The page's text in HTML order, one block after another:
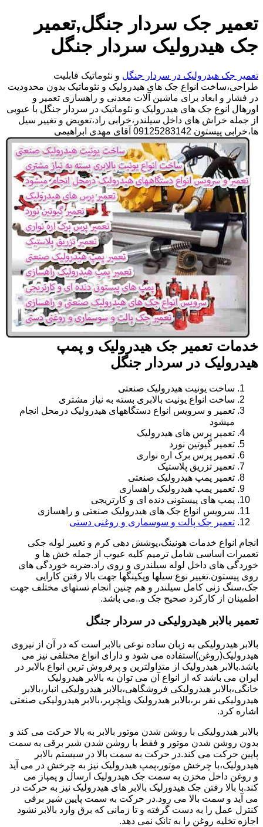
تعمیر جک سردار جنگل,تعمیر
جک هیدرولیک سردار جنگل
تعمیر جک هیدرولیک در سردار جنگل و نئوماتیک قابلیت
طراحی،ساخت انواع جک های هیدرولیک و نئوماتیک بدون محدودیت
در فشار و ابعاد برای ماشین آلات معدنی و راهسازی تعمیر و
اورهال انوع جک های هیدرولیک و نئوماتیک در سردار جنگل با عیوبی
از جمله خراش های داخل سیلندر،خرابی راد،تعویض و تغییر سیل
ها،خرابی پیستون 09125283142 آقای مهدی ابراهیمی
خدمات تعمیر جک هیدرولیک و پمپ
هیدرولیک در سردار جنگل
ساخت یونیت هیدرولیک صنعتی
ساخت انواع یونیت بالابری بسته به نیاز مشتری
تعمیر و سرویس انواع دستگاههای هیدرولیک درمحل انجام
میشود
تعمیر پرس های هیدرولیک
تعمیر گیوتین نورد
تعمیر پرس برک اره نواری
تعمیر تزریق پلاستیک
تعمیر پمپ هیدرولیک صنعتی
تعمیر پمپ هیدرولیک راهسازی
پمپ های پیستونی دنده ای و کارتریجی
سرویس انواع جک های هیدرولیک صنعتی و راهسازی
تعمیر جک پالت و سوسماری و روغنی دستی
انجام انواع خدمات هونینگ،پوشش دهی کرم و تغییر لوله جکی
تعمیرات اساسی شامل ترمیم کلیه عیوب از جمله خش ها و
خوردگی های داخل لوله سیلندری و روی راد.ضربه خوردگی های
روی پیستون.تغییر نوع سیلها وپکینگها جهت بالا رفتن کارایی
جک،سنگ زنی کامل سیلندر و هم چنین انجام تستهای مختلف جهت
اطمینان از کارکرد صحیح جک و..می باشد.
تعمیر بالابر هیدرولیکی در سردار جنگل
بالابر هیدرولیکی به زبان ساده نوعی بالابر است که در آن از نیروی
هیدرولیک(روغن)استفاده می شود و دارای انواع مختلفی نیز می
باشد.بالابر هیدرولیک از متداولترین و پرفروش ترین انواع بالابر در
ایران می باشد که از انواع آن می توان به بالابر هیدرولیک
خانگی،بالابر هیدرولیکی فروشگاهی،بالابر هیدرولیکی انبار،بالابر
هیدرولیکی نفر بر،بالابر هیدرولیک ویلچربر،بالابر هیدرولیکی صنعتی
اشاره کرد.
بالابر هیدرولیکی با روشن شدن موتور بالابر به بالا حرکت می کند و
بدون روشن شدن موتور و فقط با روشن شدن شیر برقی به سمت
پایین حرکت می کند.در حرکت به سمت بالا در سیستم بالابر
هیدرولیک،با چرخش موتور،پمپ هیدرولیک نیز به چرخش در می آید
و روغن داخل مخزن به سمت جک هیدرولیک ارسال و پمپاز می
کند.با بالا رفتن جک هیدورلیک بالابر های هیدرولیک نیز به حرکت در
می آید و سمت بالا می رود.در حرکت به سمت پایین شیر برقی
کنترل عمل را به دست گرفته و تا زمانی که برق وارد بالابر نشود
اجازه تخلیه روغن را به تانک نمی دهد.